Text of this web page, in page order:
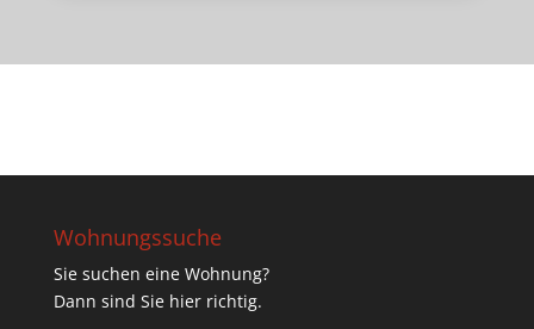
Wohnungssuche
Sie suchen eine Wohnung?
Dann sind Sie hier richtig.